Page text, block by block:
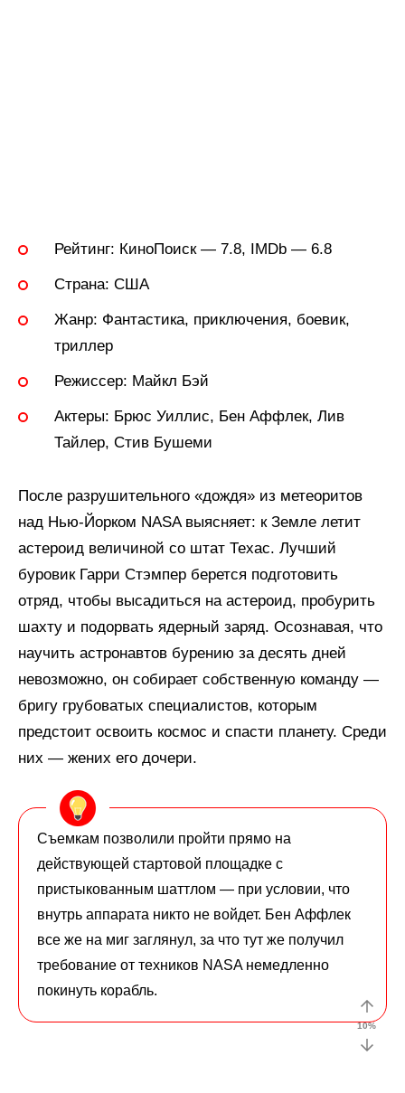
Рейтинг: КиноПоиск — 7.8, IMDb — 6.8
Страна: США
Жанр: Фантастика, приключения, боевик,
триллер
Режиссер: Майкл Бэй
Актеры: Брюс Уиллис, Бен Аффлек, Лив
Тайлер, Стив Бушеми
После разрушительного «дождя» из метеоритов
над Нью-Йорком NASA выясняет: к Земле летит
астероид величиной со штат Техас. Лучший
буровик Гарри Стэмпер берется подготовить
отряд, чтобы высадиться на астероид, пробурить
шахту и подорвать ядерный заряд. Осознавая, что
научить астронавтов бурению за десять дней
невозможно, он собирает собственную команду —
бригу грубоватых специалистов, которым
предстоит освоить космос и спасти планету. Среди
них — жених его дочери.
Съемкам позволили пройти прямо на
действующей стартовой площадке с
пристыкованным шаттлом — при условии, что
внутрь аппарата никто не войдет. Бен Аффлек
все же на миг заглянул, за что тут же получил
требование от техников NASA немедленно
покинуть корабль.
10%